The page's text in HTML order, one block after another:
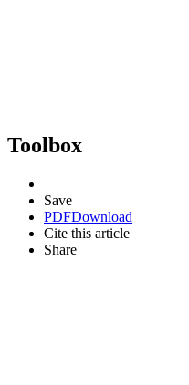
Toolbox
Save
PDFDownload
Cite this article
Share